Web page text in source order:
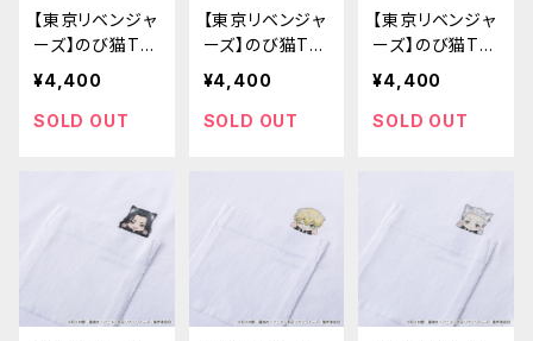
【東京リベンジャ
ーズ】のび猫Tシ
ャツ（花垣 武道）
¥4,400
SOLD OUT
【東京リベンジャ
ーズ】のび猫Tシ
ャツ（佐野 万次
郎）
¥4,400
SOLD OUT
【東京リベンジャ
ーズ】のび猫Tシ
ャツ（龍宮寺 堅）
¥4,400
SOLD OUT